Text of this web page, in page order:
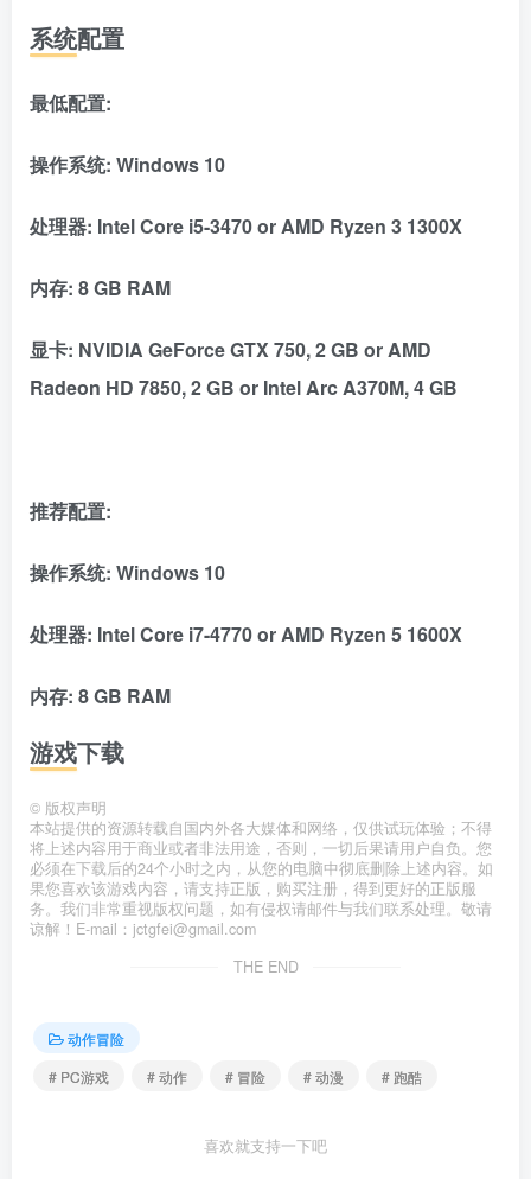
系统配置
最低配置:
操作系统: Windows 10
处理器: Intel Core i5-3470 or AMD Ryzen 3 1300X
内存: 8 GB RAM
显卡: NVIDIA GeForce GTX 750, 2 GB or AMD
Radeon HD 7850, 2 GB or Intel Arc A370M, 4 GB
推荐配置:
操作系统: Windows 10
处理器: Intel Core i7-4770 or AMD Ryzen 5 1600X
内存: 8 GB RAM
游戏下载
© 版权声明
本站提供的资源转载自国内外各大媒体和网络，仅供试玩体验；不得
将上述内容用于商业或者非法用途，否则，一切后果请用户自负。您
必须在下载后的24个小时之内，从您的电脑中彻底删除上述内容。如
果您喜欢该游戏内容，请支持正版，购买注册，得到更好的正版服
务。我们非常重视版权问题，如有侵权请邮件与我们联系处理。敬请
谅解！E-mail：jctgfei@gmail.com
THE END
动作冒险
# PC游戏
# 动作 # 冒险 # 动漫 # 跑酷
喜欢就支持一下吧